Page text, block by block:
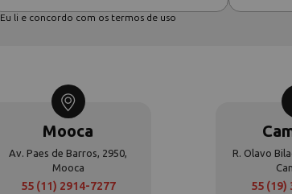
Eu li e concordo com os termos de uso
Mooca
Av. Paes de Barros, 2950,
Mooca
55 (11) 2914-7277
R. Olavo
55 (19)